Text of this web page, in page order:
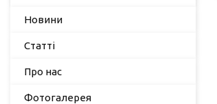
Новини
Статті
Про нас
Фотогалерея